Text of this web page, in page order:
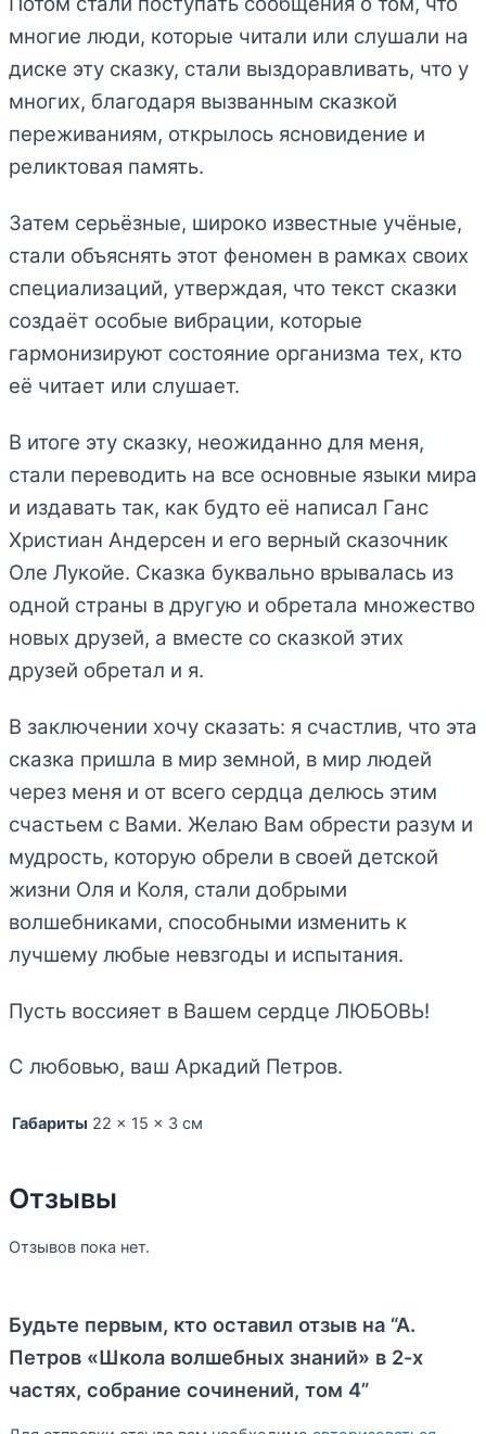
многие люди, которые читали или слушали на
диске эту сказку, стали выздоравливать, что у
многих, благодаря вызванным сказкой
переживаниям, открылось ясновидение и
реликтовая память.
Затем серьёзные, широко известные учёные,
стали объяснять этот феномен в рамках своих
специализаций, утверждая, что текст сказки
создаёт особые вибрации, которые
гармонизируют состояние организма тех, кто
её читает или слушает.
В итоге эту сказку, неожиданно для меня,
стали переводить на все основные языки мира
и издавать так, как будто её написал Ганс
Христиан Андерсен и его верный сказочник
Оле Лукойе. Сказка буквально врывалась из
одной страны в другую и обретала множество
новых друзей, а вместе со сказкой этих
друзей обретал и я.
В заключении хочу сказать: я счастлив, что эта
сказка пришла в мир земной, в мир людей
через меня и от всего сердца делюсь этим
счастьем с Вами. Желаю Вам обрести разум и
мудрость, которую обрели в своей детской
жизни Оля и Коля, стали добрыми
волшебниками, способными изменить к
лучшему любые невзгоды и испытания.
Пусть воссияет в Вашем сердце ЛЮБОВЬ!
С любовью, ваш Аркадий Петров.
Габариты 22 × 15 × 3 см
Отзывы
Отзывов пока нет.
Будьте первым, кто оставил отзыв на “А.
Петров «Школа волшебных знаний» в 2-х
частях, собрание сочинений, том 4”